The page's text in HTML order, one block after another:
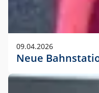
09.04.2026
Neue